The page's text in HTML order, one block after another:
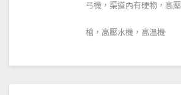
弓機，渠道內有硬物，高壓
槍，高壓水機，高溫機